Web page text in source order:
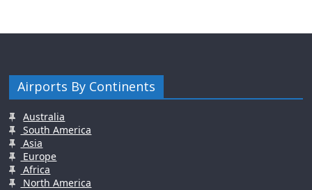
Airports By Continents
Australia
South America
Asia
Europe
Africa
North America